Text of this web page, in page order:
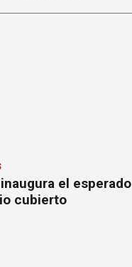
el esperado
cubierto